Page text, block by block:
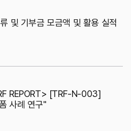
및 기부금 모금액 및 활용 실적
REPORT> [TRF-N-003]
사례 연구"